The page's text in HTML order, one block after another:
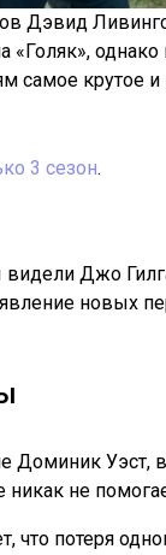
Дэвид
«Голяк»,
самое крутое
3 сезон.
Джо
новых
Доминик Уэст,
никак не
что потеря